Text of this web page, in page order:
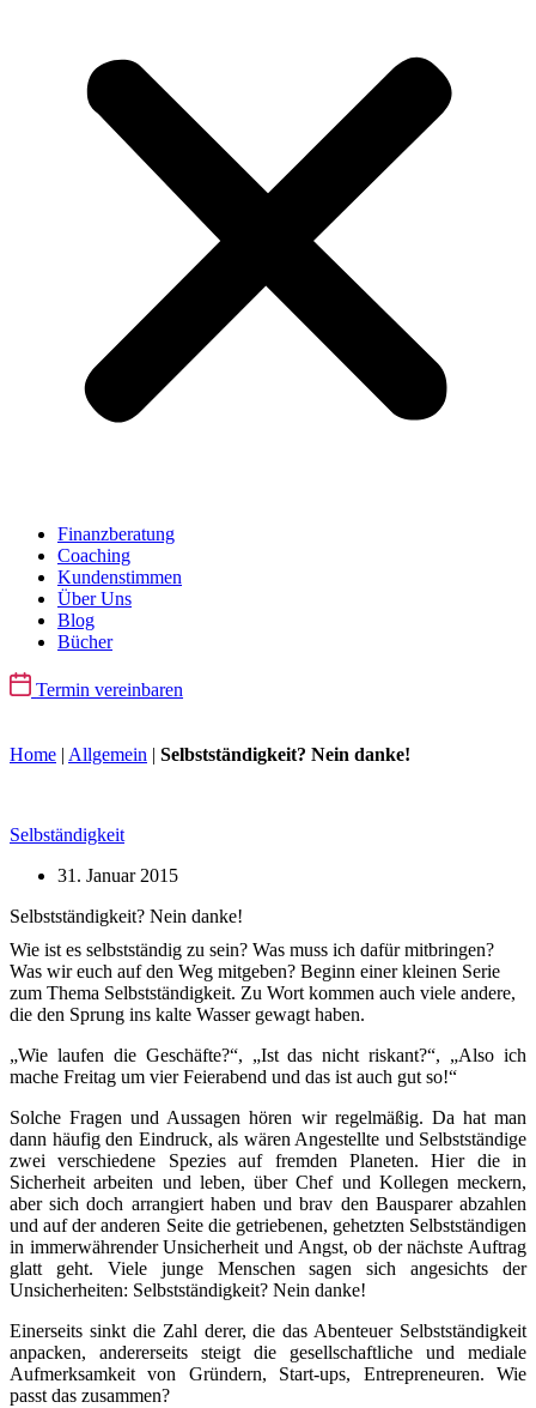
Finanzberatung
Coaching
Kundenstimmen
Über Uns
Blog
Bücher
Termin vereinbaren
Home | Allgemein | Selbstständigkeit? Nein danke!
Selbständigkeit
31. Januar 2015
Selbstständigkeit? Nein danke!
Wie ist es selbstständig zu sein? Was muss ich dafür mitbringen?
Was wir euch auf den Weg mitgeben? Beginn einer kleinen Serie
zum Thema Selbstständigkeit. Zu Wort kommen auch viele andere,
die den Sprung ins kalte Wasser gewagt haben.
„Wie laufen die Geschäfte?“, „Ist das nicht riskant?“, „Also ich
mache Freitag um vier Feierabend und das ist auch gut so!“
Solche Fragen und Aussagen hören wir regelmäßig. Da hat man
dann häufig den Eindruck, als wären Angestellte und Selbstständige
zwei verschiedene Spezies auf fremden Planeten. Hier die in
Sicherheit arbeiten und leben, über Chef und Kollegen meckern,
aber sich doch arrangiert haben und brav den Bausparer abzahlen
und auf der anderen Seite die getriebenen, gehetzten Selbstständigen
in immerwährender Unsicherheit und Angst, ob der nächste Auftrag
glatt geht. Viele junge Menschen sagen sich angesichts der
Unsicherheiten: Selbstständigkeit? Nein danke!
Einerseits sinkt die Zahl derer, die das Abenteuer Selbstständigkeit
anpacken, andererseits steigt die gesellschaftliche und mediale
Aufmerksamkeit von Gründern, Start-ups, Entrepreneuren. Wie
passt das zusammen?